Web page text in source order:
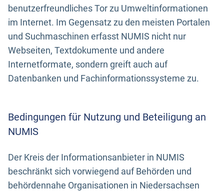
benutzerfreundliches Tor zu Umweltinformationen
im Internet. Im Gegensatz zu den meisten Portalen
und Suchmaschinen erfasst NUMIS nicht nur
Webseiten, Textdokumente und andere
Internetformate, sondern greift auch auf
Datenbanken und Fachinformationssysteme zu.
Bedingungen für Nutzung und Beteiligung an
NUMIS
Der Kreis der Informationsanbieter in NUMIS
beschränkt sich vorwiegend auf Behörden und
behördennahe Organisationen in Niedersachsen